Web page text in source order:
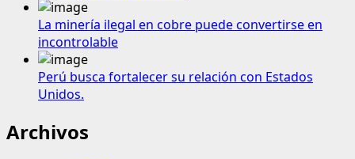
La minería ilegal en cobre puede convertirse en
incontrolable
Perú busca fortalecer su relación con Estados
Unidos.
Archivos